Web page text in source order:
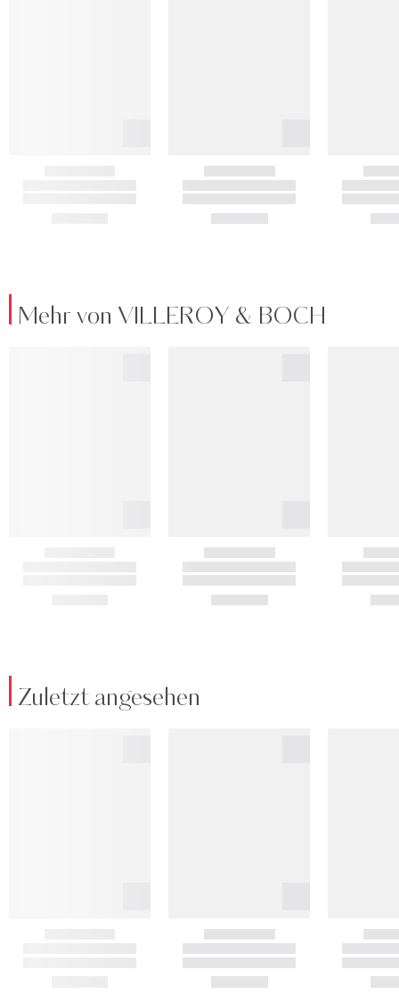
Mehr von VILLEROY & BOCH
Zuletzt angesehen